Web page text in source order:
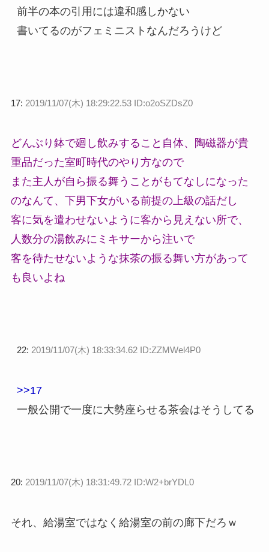
前半の本の引用には違和感しかない
書いてるのがフェミニストなんだろうけど
17: 2019/11/07(木) 18:29:22.53 ID:o2oSZDsZ0
どんぶり鉢で廻し飲みすること自体、陶磁器が貴
重品だった室町時代のやり方なので
また主人が自ら振る舞うことがもてなしになった
のなんて、下男下女がいる前提の上級の話だし
客に気を遣わせないように客から見えない所で、
人数分の湯飲みにミキサーから注いで
客を待たせないような抹茶の振る舞い方があって
も良いよね
22: 2019/11/07(木) 18:33:34.62 ID:ZZMWel4P0
>>17
一般公開で一度に大勢座らせる茶会はそうしてる
20: 2019/11/07(木) 18:31:49.72 ID:W2+brYDL0
それ、給湯室ではなく給湯室の前の廊下だろｗ